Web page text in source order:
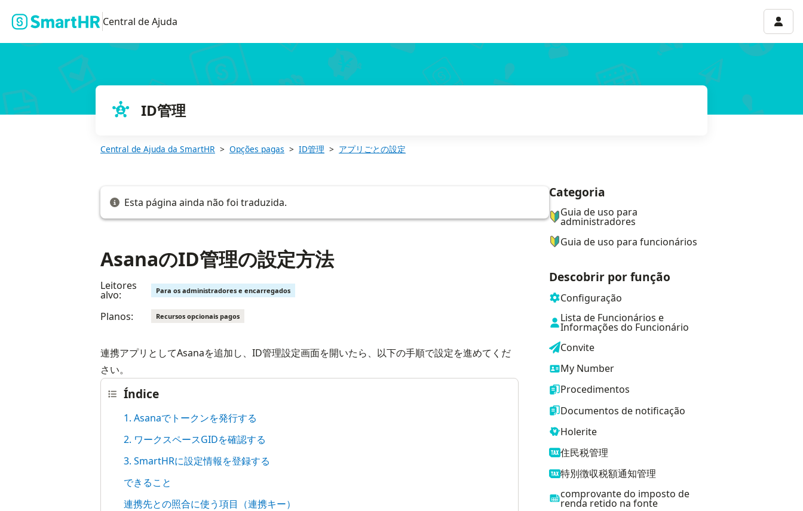
Central de Ajuda
ID管理
Central de Ajuda da SmartHR Opções pagas ID管理 アプリごとの設定
Esta página ainda não foi traduzida.
AsanaのID管理の設定方法
Leitores
alvo: Para os administradores e encarregados
Planos: Recursos opcionais pagos
連携アプリとしてAsanaを追加し、ID管理設定画面を開いたら、以下の手順で設定を進めてくだ
さい。
Índice
1. Asanaでトークンを発行する
2. ワークスペースGIDを確認する
3. SmartHRに設定情報を登録する
できること
連携先との照合に使う項目（連携キー）
ナビゲーションメニュー
Categoria
Guia de uso para
administradores
Guia de uso para funcionários
Descobrir por função
Configuração
Lista de Funcionários e
Informações do Funcionário
Convite
My Number
Procedimentos
Documentos de notificação
Holerite
住民税管理
特別徴収税額通知管理
comprovante do imposto de
renda retido na fonte